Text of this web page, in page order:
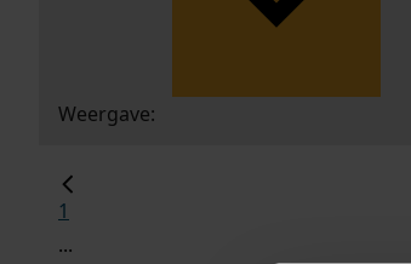
Weergave:
1
...